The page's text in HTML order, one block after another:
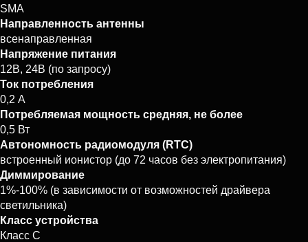
SMA
Направленность антенны
всенаправленная
Напряжение питания
12В, 24В (по запросу)
Ток потребления
0,2 А
Потребляемая мощность средняя, не более
0,5 Вт
Автономность радиомодуля (RTC)
встроенный ионистор (до 72 часов без электропитания)
Диммирование
1%-100% (в зависимости от возможностей драйвера
светильника)
Класс устройства
Класс С